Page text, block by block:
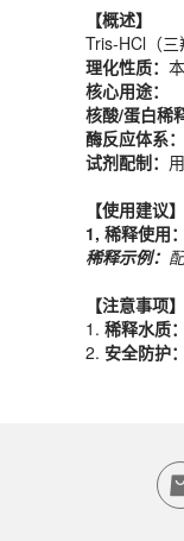
理化性质：
核心用途：
核酸/蛋白稀
酶反应体系：
试剂配制：
【使用建议】
稀释示例：配
【注意事项】
2.安全防护：
产品规格
货期
1-2天
【概述】
Tris-HCl（
理化性质：
核心用途：
核酸/蛋白稀
酶反应体系：
试剂配制：
【使用建议】
1, 稀释使用：
稀释示例：
【注意事项】
1. 稀释水质：
2. 安全防护：